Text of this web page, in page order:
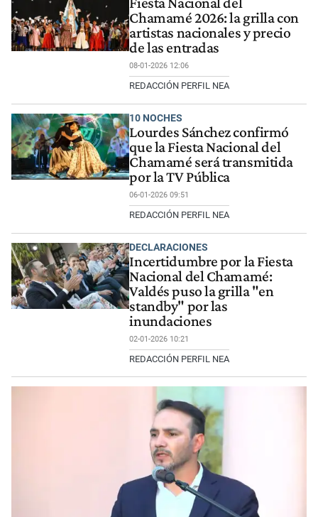
Chamamé 2026: la grilla con
artistas nacionales y precio
de las entradas
08-01-2026 12:06
REDACCIÓN PERFIL NEA
10 NOCHES
Lourdes Sánchez confirmó
que la Fiesta Nacional del
Chamamé será transmitida
por la TV Pública
06-01-2026 09:51
REDACCIÓN PERFIL NEA
DECLARACIONES
Incertidumbre por la Fiesta
Nacional del Chamamé:
Valdés puso la grilla "en
standby" por las
inundaciones
02-01-2026 10:21
REDACCIÓN PERFIL NEA